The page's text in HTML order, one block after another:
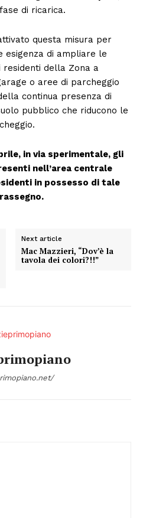
di ricarica.
questa misura per
esigenza di ampliare le
della Zona a
o aree di parcheggio
continua presenza di
pubblico che riducono le
in via sperimentale, gli
nell’area centrale
in possesso di tale
Next article
Mac Mazzieri, “Dov’è la
tavola dei colori?!!”